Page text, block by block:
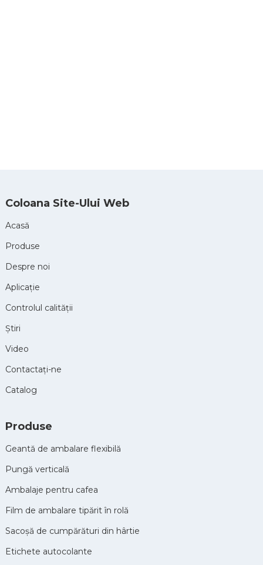
Coloana Site-Ului Web
Acasă
Produse
Despre noi
Aplicație
Controlul calității
Ştiri
Video
Contactaţi-ne
Catalog
Produse
Geantă de ambalare flexibilă
Pungă verticală
Ambalaje pentru cafea
Film de ambalare tipărit în rolă
Sacoșă de cumpărături din hârtie
Etichete autocolante